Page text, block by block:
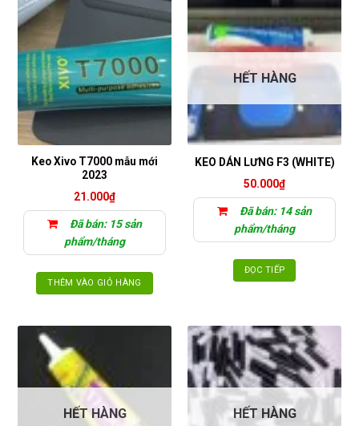
Keo Xivo T7000 mẫu mới
2023
21.000₫
Đã bán: 15 sản
phẩm/tháng
THÊM VÀO GIỎ HÀNG
HẾT HÀNG
KEO DÁN LƯNG F3 (WHITE)
50.000₫
Đã bán: 14 sản
phẩm/tháng
ĐỌC TIẾP
HẾT HÀNG HẾT HÀNG